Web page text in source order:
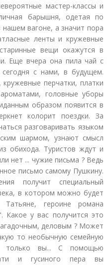
мастер-классы и
барышня, одетая по
вагоне, а значит пора
ленты и кружевные
вещи окажутся в
Еще вчера она пила чай с
с нами, в будущем.
перчатки, платки
головные уборы
образом появится в
колорит поездки. За
разговаривать языком
шармом, узнают смысл
обихода. Туристов ждут и
нет ... чужие письма ? Ведь
письмо самому Пушкину.
получит специальный
в котором можно будет
героине романа
Какое у вас получится это
деловым ? Может
то необычную семейную
только вы... С помощью
и гусиного пера вы